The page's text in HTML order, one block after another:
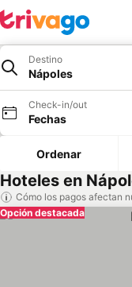
Destino
Nápoles
Check-in/out
Fechas
Ordenar
Hoteles en
Cómo los pagos afectan
Opción destacada